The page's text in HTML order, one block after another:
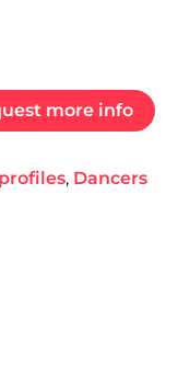
more info
, Dancers